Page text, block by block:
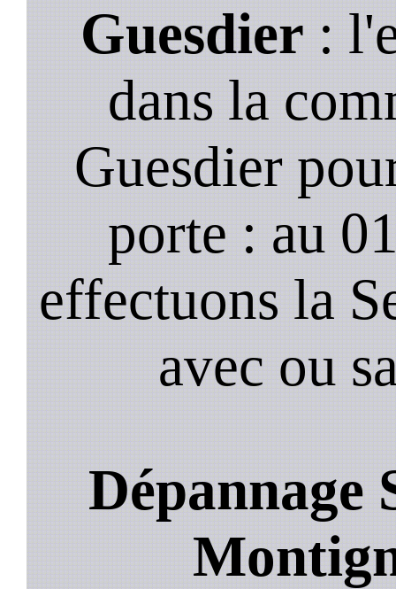
Guesdier:
dans la
Guesdier
porte : au
effectuons la
avec ou
Dépannage